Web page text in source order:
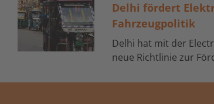
Delhi fördert
Fahrzeugpolitik
Delhi hat mit der
neue Richtlinie zur